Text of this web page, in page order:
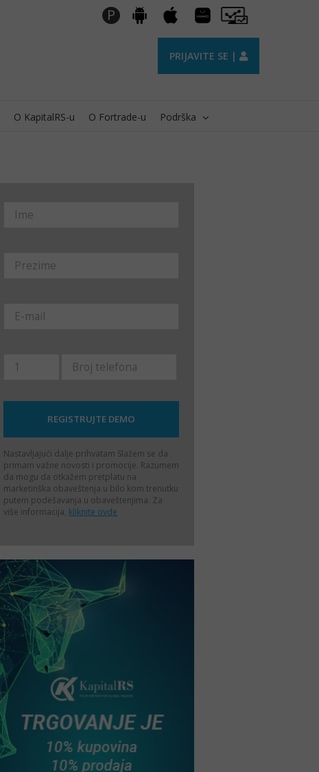
P Android Apple
Huawei
AppGallery
Pro
Trader
PRIJAVITE SE |
O KapitalRS-u O Fortrade-u Podrška
Nastavljajući dalje prihvatam Slažem se da
primam važne novosti i promocije. Razumem
da mogu da otkažem pretplatu na
marketinška obaveštenja u bilo kom trenutku
putem podešavanja u obaveštenjima. Za
više informacija, kliknite ovde